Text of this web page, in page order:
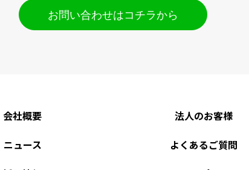
お問い合わせはコチラから
会社概要
法人のお客様
ニュース
よくあるご質問